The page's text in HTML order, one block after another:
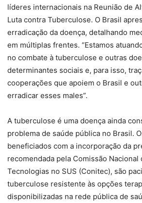
líderes internacionais na Reunião de
Luta contra Tuberculose. O Brasil
erradicação da doença, detalhando
em múltiplas frentes. “Estamos
no combate à tuberculose e outras
determinantes sociais e, para isso,
cooperações que apoiem o Brasil e
erradicar esses males”.
A tuberculose é uma doença ainda
problema de saúde pública no Brasil.
beneficiados com a incorporação da
recomendada pela Comissão Nacional
Tecnologias no SUS (Conitec), são
tuberculose resistente às opções
disponibilizadas na rede pública de